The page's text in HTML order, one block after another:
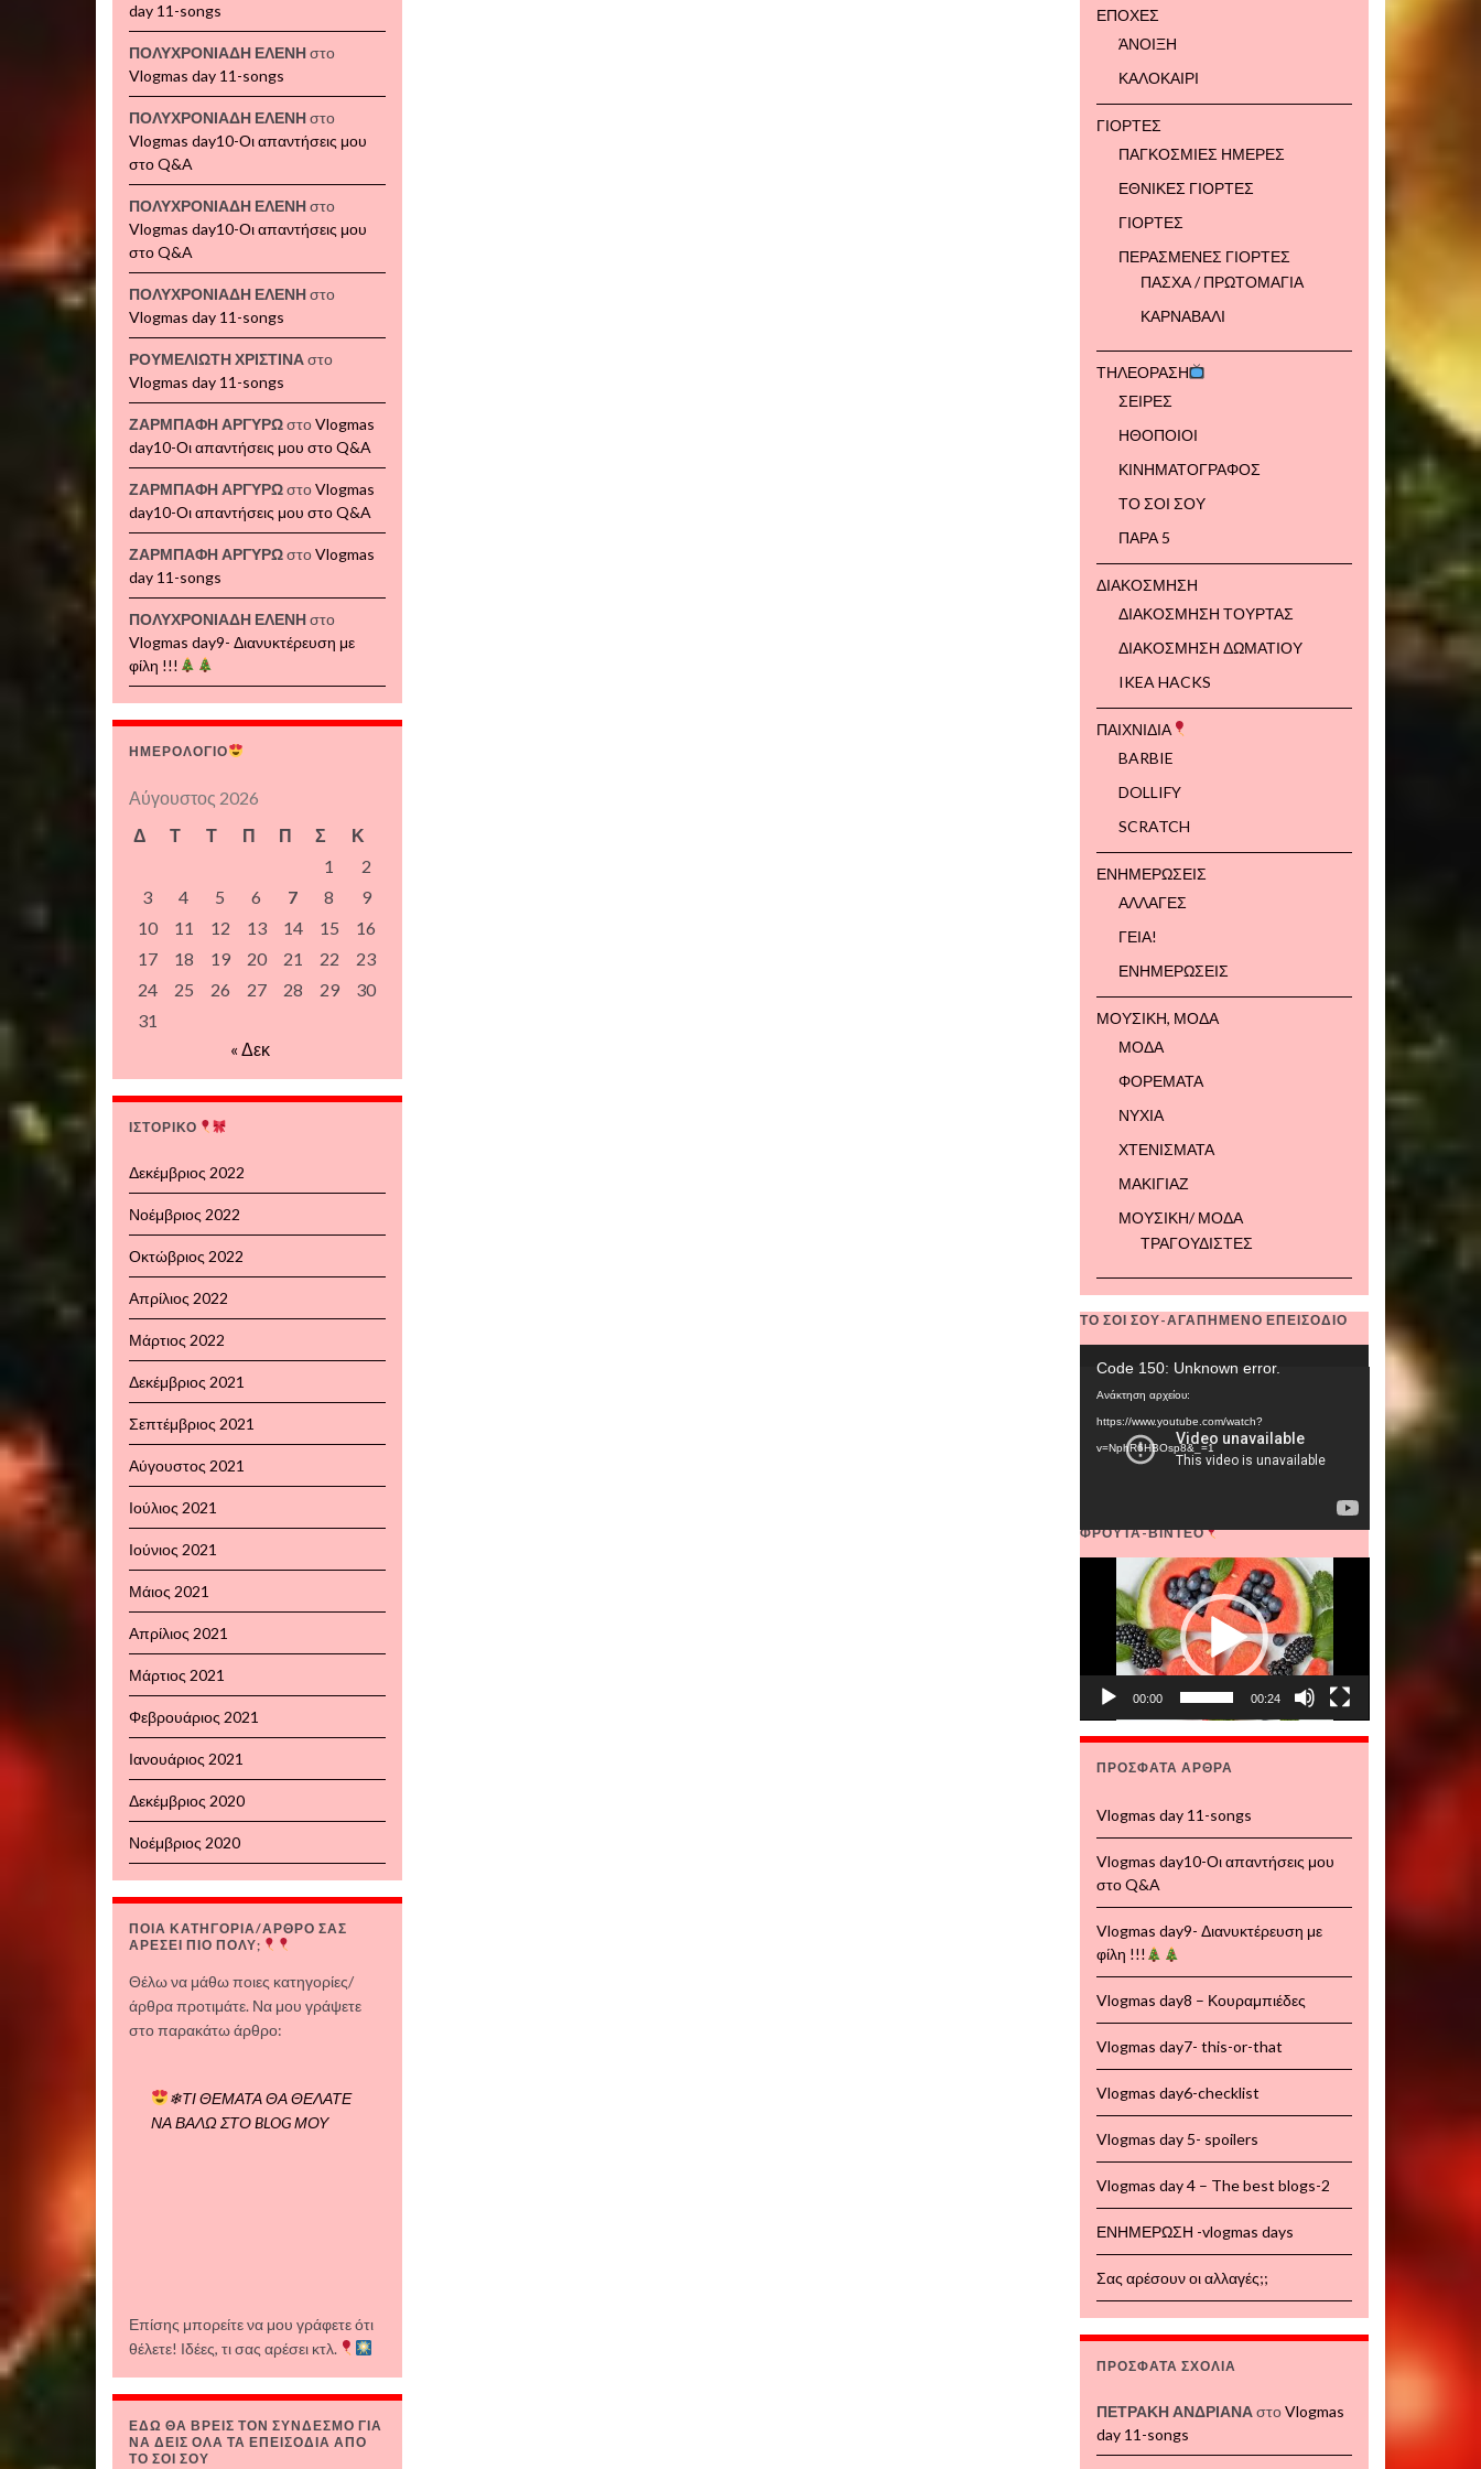
day 11-songs
ΠΟΛΥΧΡΟΝΙΑΔΗ ΕΛΕΝΗστο
Vlogmas day 11-songs
ΠΟΛΥΧΡΟΝΙΑΔΗ ΕΛΕΝΗστο
Vlogmas day10-Οι απαντήσεις μου
στο Q&A
ΠΟΛΥΧΡΟΝΙΑΔΗ ΕΛΕΝΗστο
Vlogmas day10-Οι απαντήσεις μου
στο Q&A
ΠΟΛΥΧΡΟΝΙΑΔΗ ΕΛΕΝΗστο
Vlogmas day 11-songs
ΡΟΥΜΕΛΙΩΤΗ ΧΡΙΣΤΙΝΑστο
Vlogmas day 11-songs
ΖΑΡΜΠΑΦΗ ΑΡΓΥΡΩστοVlogmas
day10-Οι απαντήσεις μου στο Q&A
ΖΑΡΜΠΑΦΗ ΑΡΓΥΡΩστοVlogmas
day10-Οι απαντήσεις μου στο Q&A
ΖΑΡΜΠΑΦΗ ΑΡΓΥΡΩστοVlogmas
day 11-songs
ΠΟΛΥΧΡΟΝΙΑΔΗ ΕΛΕΝΗστο
Vlogmas day9- Διανυκτέρευση με
φίλη !!!
ΗΜΕΡΟΛΟΓΙΟ
Αύγουστος 2026
Δ
Τ Τ Π Π Σ
Κ
1
2
3
4 5 6 7 8
9
10
11 12 13 14 15
16
17
18 19 20 21 22
23
24
25 26 27 28 29
30
31
« Δεκ
ΙΣΤΟΡΙΚΟ
Δεκέμβριος 2022
Νοέμβριος 2022
Οκτώβριος 2022
Απρίλιος 2022
Μάρτιος 2022
Δεκέμβριος 2021
Σεπτέμβριος 2021
Αύγουστος 2021
Ιούλιος 2021
Ιούνιος 2021
Μάιος 2021
Απρίλιος 2021
Μάρτιος 2021
Φεβρουάριος 2021
Ιανουάριος 2021
Δεκέμβριος 2020
Νοέμβριος 2020
ΠΟΙΑ ΚΑΤΗΓΟΡΙΑ/ΑΡΘΡΟ ΣΑΣ
ΑΡΕΣΕΙ ΠΙΟ ΠΟΛΥ;
Θέλω να μάθω ποιες κατηγορίες/
άρθρα προτιμάτε. Να μου γράψετε
στο παρακάτω άρθρο:
❄ΤΙ ΘΕΜΑΤΑ ΘΑ ΘΕΛΑΤΕ
ΝΑ ΒΑΛΩ ΣΤΟ BLOG ΜΟΥ
Επίσης μπορείτε να μου γράφετε ότι
θέλετε! Ιδέες, τι σας αρέσει κτλ.
ΕΔΩ ΘΑ ΒΡΕΙΣ ΤΟΝ ΣΥΝΔΕΣΜΟ ΓΙΑ
ΝΑ ΔΕΙΣ ΟΛΑ ΤΑ ΕΠΕΙΣΟΔΙΑ ΑΠΟ
ΤΟ ΣΟΙ ΣΟΥ
ΕΠΟΧΕΣ
ΆΝΟΙΞΗ
ΚΑΛΟΚΑΙΡΙ
ΓΙΟΡΤΕΣ
ΠΑΓΚΟΣΜΙΕΣ ΗΜΕΡΕΣ
ΕΘΝΙΚΕΣ ΓΙΟΡΤΕΣ
ΓΙΟΡΤΕΣ
ΠΕΡΑΣΜΕΝΕΣ ΓΙΟΡΤΕΣ
ΠΑΣΧΑ / ΠΡΩΤΟΜΑΓΙΑ
ΚΑΡΝΑΒΑΛΙ
ΤΗΛΕΟΡΑΣΗ
ΣΕΙΡΕΣ
ΗΘΟΠΟΙΟΙ
ΚΙΝΗΜΑΤΟΓΡΑΦΟΣ
ΤΟ ΣΟΙ ΣΟΥ
ΠΑΡΑ 5
ΔΙΑΚΟΣΜΗΣΗ
ΔΙΑΚΟΣΜΗΣΗ ΤΟΥΡΤΑΣ
ΔΙΑΚΟΣΜΗΣΗ ΔΩΜΑΤΙΟΥ
IKEA HACKS
ΠΑΙΧΝΙΔΙΑ
BARBIE
DOLLIFY
SCRATCH
ΕΝΗΜΕΡΩΣΕΙΣ
ΑΛΛΑΓΕΣ
ΓΕΙΑ!
ΕΝΗΜΕΡΩΣΕΙΣ
ΜΟΥΣΙΚΗ, ΜΟΔΑ
ΜΟΔΑ
ΦΟΡΕΜΑΤΑ
ΝΥΧΙΑ
ΧΤΕΝΙΣΜΑΤΑ
ΜΑΚΙΓΙΑΖ
ΜΟΥΣΙΚΗ/ ΜΟΔΑ
ΤΡΑΓΟΥΔΙΣΤΕΣ
ΤΟ ΣΟΙ ΣΟΥ-ΑΓΑΠΗΜΕΝΟ ΕΠΕΙΣΟΔΙΟ
Code 150: Unknown error.
Ανάκτηση αρχείου:
https://www.youtube.com/watch?
v=NphR6HBOsp8&_=1
ΦΡΟΥΤΑ-ΒΙΝΤΕΟ
Πρόγραμμα
Αναπαραγωγής
Βίντεο
00:00 00:24
ΠΡΌΣΦΑΤΑ ΆΡΘΡΑ
Vlogmas day 11-songs
Vlogmas day10-Οι απαντήσεις μου
στο Q&A
Vlogmas day9- Διανυκτέρευση με
φίλη !!!
Vlogmas day8 – Κουραμπιέδες
Vlogmas day7- this-or-that
Vlogmas day6-checklist
Vlogmas day 5- spoilers
Vlogmas day 4 – The best blogs-2
ΕΝΗΜΕΡΩΣΗ -vlogmas days
Σας αρέσουν οι αλλαγές;;
ΠΡΌΣΦΑΤΑ ΣΧΌΛΙΑ
ΠΕΤΡΑΚΗ ΑΝΔΡΙΑΝΑστοVlogmas
day 11-songs